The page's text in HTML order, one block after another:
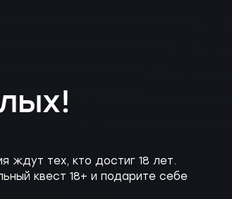
читать далее
ждут тех, кто достиг 18 лет.
квест 18+ и подарите себе